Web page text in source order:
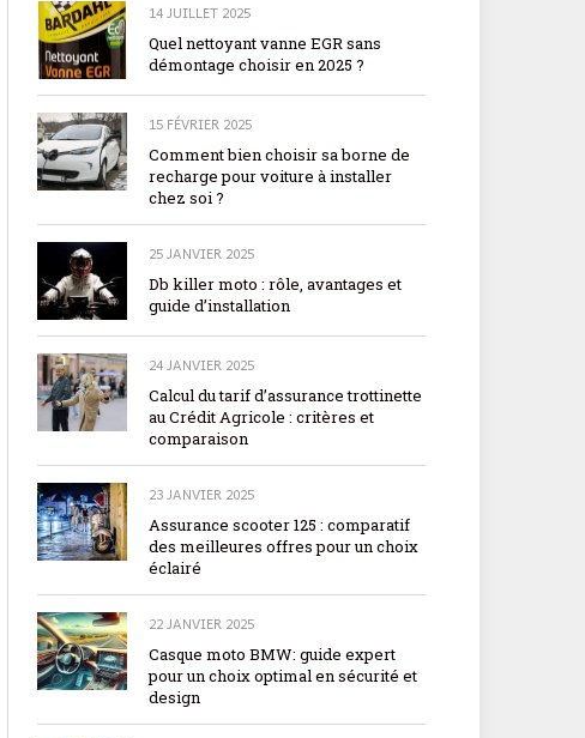
14 JUILLET 2025
Quel nettoyant vanne EGR sans
démontage choisir en 2025 ?
15 FÉVRIER 2025
Comment bien choisir sa borne de
recharge pour voiture à installer
chez soi ?
25 JANVIER 2025
Db killer moto : rôle, avantages et
guide d’installation
24 JANVIER 2025
Calcul du tarif d’assurance trottinette
au Crédit Agricole : critères et
comparaison
23 JANVIER 2025
Assurance scooter 125 : comparatif
des meilleures offres pour un choix
éclairé
22 JANVIER 2025
Casque moto BMW: guide expert
pour un choix optimal en sécurité et
design